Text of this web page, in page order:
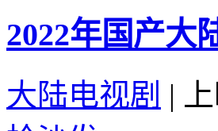
2022年国产大
大陆电视剧 |